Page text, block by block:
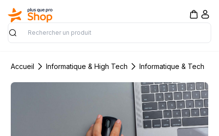
Rechercher
Accueil Informatique & High Tech Informatique & Tech